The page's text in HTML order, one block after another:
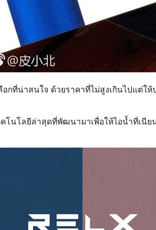
อกที่น่าสนใจ ด้วยราคาที่ไม่สูงเกินไปแต่
โนโลยีล่าสุดที่พัฒนามาเพื่อให้ไอน้ำที่เ